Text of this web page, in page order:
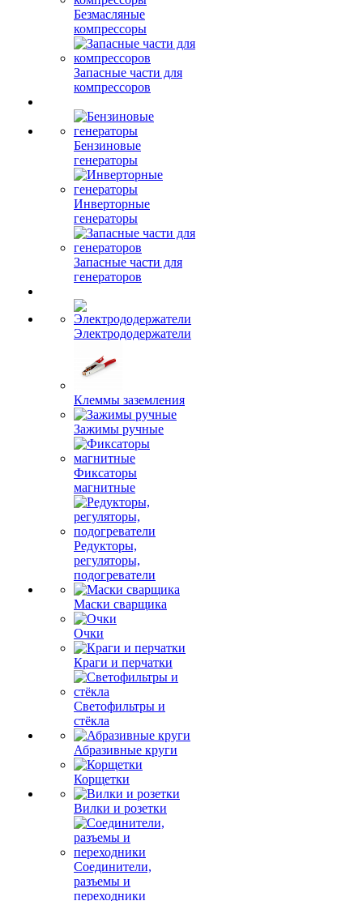
Безмасляные
компрессоры
Запасные части для
компрессоров
Бензиновые
генераторы
Инверторные
генераторы
Запасные части для
генераторов
Электрододержатели
Клеммы заземления
Зажимы ручные
Фиксаторы
магнитные
Редукторы,
регуляторы,
подогреватели
Маски сварщика
Очки
Краги и перчатки
Светофильтры и
стёкла
Абразивные круги
Корщетки
Вилки и розетки
Соединители,
разъемы и
переходники